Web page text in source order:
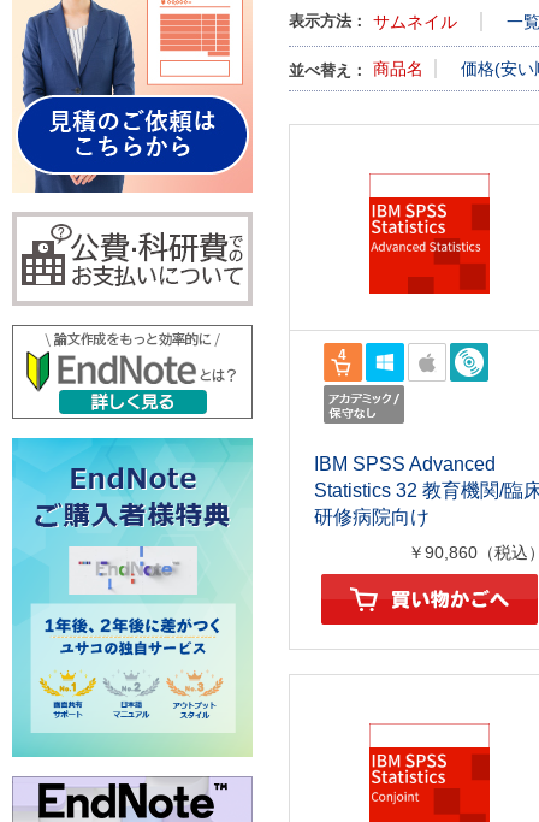
表示方法： サムネイル 一覧
並べ替え： 商品名 価格(安
IBM SPSS Advanced
Statistics 32 教育機関/臨
研修病院向け
￥90,860（税込